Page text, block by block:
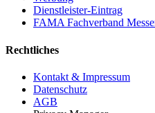
Dienstleister-Eintrag
FAMA Fachverband
Rechtliches
Kontakt & Impressum
Datenschutz
AGB